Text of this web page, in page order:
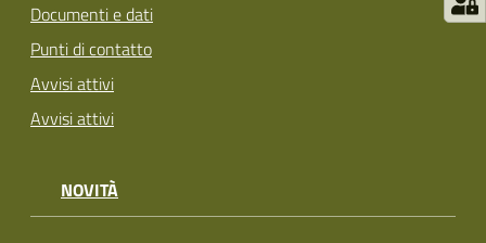
Documenti e dati
Punti di contatto
Avvisi attivi
Avvisi attivi
NOVITÀ